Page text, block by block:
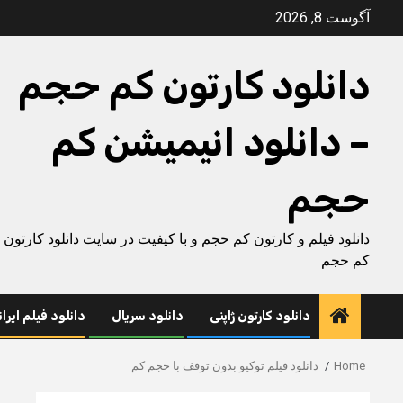
آگوست 8, 2026
دانلود کارتون کم حجم
– دانلود انیمیشن کم
حجم
دانلود فیلم و کارتون کم حجم و با کیفیت در سایت دانلود کارتون
کم حجم
دانلود کارتون ژاپنی دانلود سریال دانلود فیلم
Home دانلود فیلم توکیو بدون توقف با حجم کم